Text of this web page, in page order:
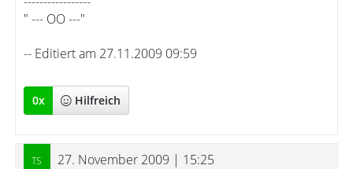
" --- OO ---"
-- Editiert am 27.11.2009 09:59
0x Hilfreich
27. November 2009 | 15:25